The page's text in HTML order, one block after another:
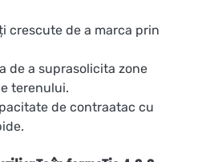
crescute de a marca prin
de a suprasolicita zone
terenului.
de contraatac cu